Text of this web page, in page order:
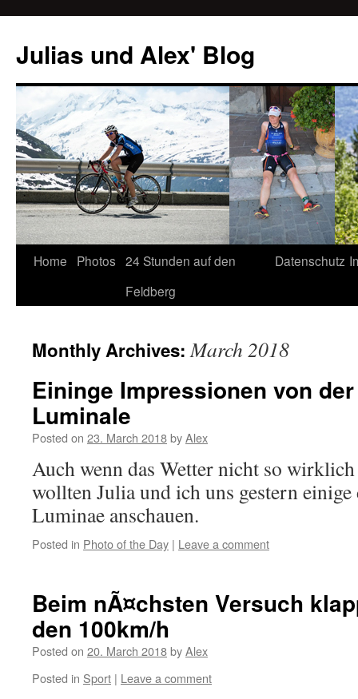
Julias und Alex' Blog
Skip
Home Photos 24 Stunden auf den
Feldberg
Datenschutz
Monthly Archives:March 2018
Eininge Impressionen von
Luminale
Posted on 23. March 2018byAlex
Auch wenn das Wetter nicht so
wollten Julia und ich uns gestern
Luminae anschauen.
Posted in Photo of the Day | Leave a comment
Beim nÃ¤chsten Versuch
den 100km/h
Posted on 20. March 2018byAlex
Posted in Sport | Leave a comment